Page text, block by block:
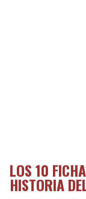
LOS 10
HISTORIA